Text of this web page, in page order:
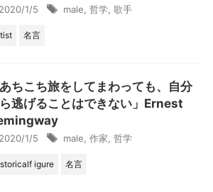
2020/1/5 male 哲学 歌手
名言
あちこち旅をしてまわっても、自分
逃げることはできない」Ernest
2020/1/5 male 作家 哲学
igure 名言